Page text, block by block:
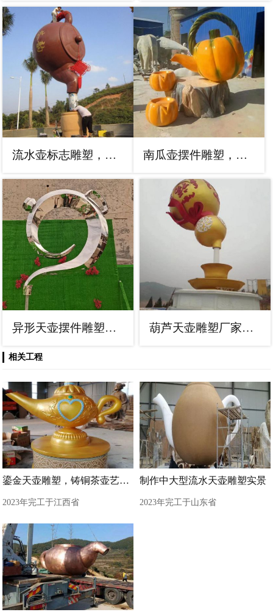
流水壶标志雕塑，多彩艺术，流水壶雕塑生产厂家 南瓜壶摆件雕塑，露天雕塑，园林景观南瓜天壶价格
异形天壶摆件雕塑，露天雕塑，园林景观天壶雕塑价格 葫芦天壶雕塑厂家，悬空倒立形式，流水葫芦雕塑制作
相关工程
鎏金天壶雕塑，铸铜茶壶艺术形式
2023年完工于江西省
制作中大型流水天壶雕塑实景
2023年完工于山东省